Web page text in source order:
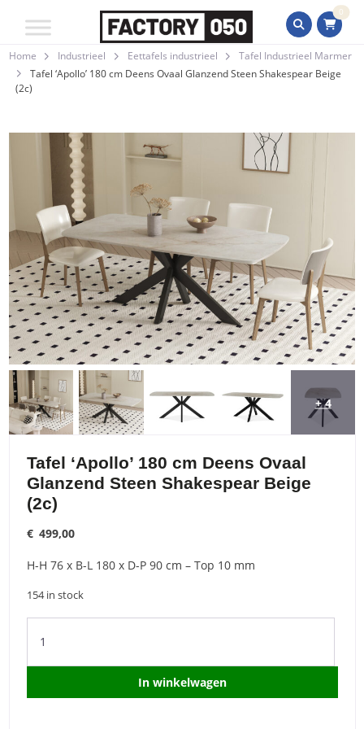
0
Home Industrieel Eettafels industrieel
Tafel Industrieel Marmer
Tafel ‘Apollo’ 180 cm Deens Ovaal Glanzend Steen Shakespear Beige
(2c)
+ 4
Tafel ‘Apollo’ 180 cm Deens Ovaal
Glanzend Steen Shakespear Beige
(2c)
€ 499,00
H-H 76 x B-L 180 x D-P 90 cm – Top 10 mm
154 in stock
'Apollo'
In winkelwagen